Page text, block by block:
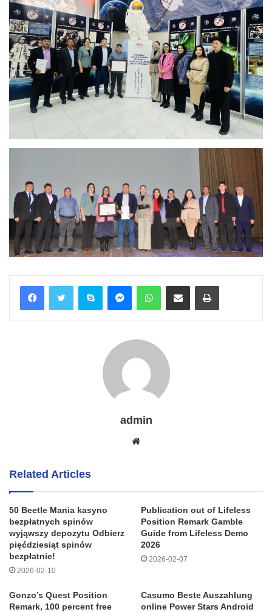
Skype MessengerWhatsAppShare via Email Print
admin
Website
Related Articles
50 Beetle Mania kasyno
bezpłatnych spinów
wyjąwszy depozytu Odbierz
pięćdziesiąt spinów
bezpłatnie!
2026-02-10
Publication out of Lifeless
Position Remark Gamble
Guide from Lifeless Demo
2026
2026-02-07
Gonzo’s Quest Position
Remark, 100 percent free
Casumo Beste Auszahlung
online Power Stars Android